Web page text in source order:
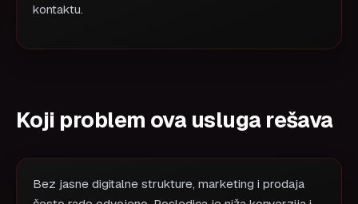
kontaktu.
Koji problem ova usluga rešava
Bez jasne digitalne strukture, marketing i prodaja